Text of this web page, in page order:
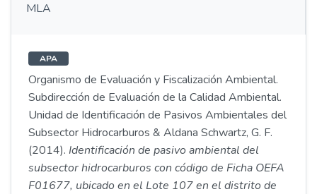
MLA
APA
Organismo de Evaluación y Fiscalización Ambiental.
Subdirección de Evaluación de la Calidad Ambiental.
Unidad de Identificación de Pasivos Ambientales del
Subsector Hidrocarburos & Aldana Schwartz, G. F.
(2014). Identificación de pasivo ambiental del
subsector hidrocarburos con código de Ficha OEFA
F01677, ubicado en el Lote 107 en el distrito de